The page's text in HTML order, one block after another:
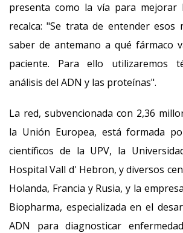
presenta como la vía para mejorar
recalca: "Se trata de entender esos
saber de antemano a qué fármaco
paciente. Para ello utilizaremos
análisis del ADN y las proteínas".
La red, subvencionada con 2,36
la Unión Europea, está formada
científicos de la UPV, la
Hospital Vall d' Hebron, y diversos
Holanda, Francia y Rusia, y la
Biopharma, especializada en el
ADN para diagnosticar